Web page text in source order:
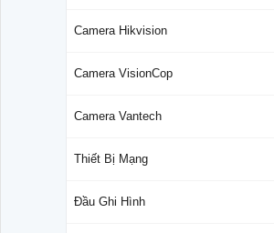
Camera Hikvision
Camera VisionCop
Camera Vantech
Thiết Bị Mạng
Đầu Ghi Hình
Trang Chủ Đầu Ghi Hình Dahua